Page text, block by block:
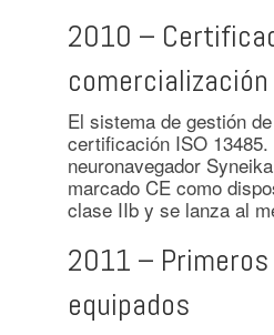
2010 –
comercialización
El sistema de gestión
certificación ISO 13485.
neuronavegador
marcado CE como
clase IIb y se lanza al
2011 –
equipados